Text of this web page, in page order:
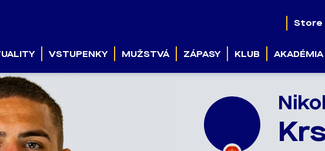
Store
VSTUPENKY MUŽSTVÁ ZÁPASY KLUB AKADÉMIA